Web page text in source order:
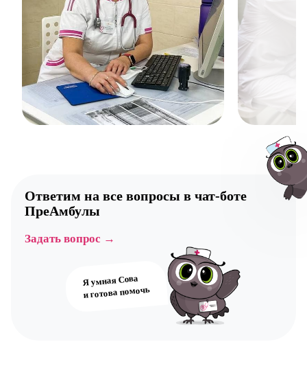
Ответим на все вопросы в чат-боте
ПреАмбулы
Задать вопрос →
Я умная Сова
и готова помочь